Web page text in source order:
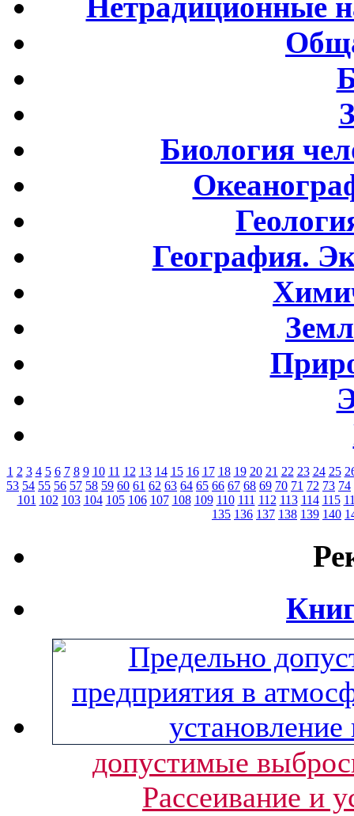
Биология
География.
1 2 3 4 5 6 7 8 9 10 11 12 13 14 15 16 17 18 19 20 21 22 23 24 25
53 54 55 56 57 58 59 60 61 62 63 64 65 66 67 68 69 70 71 72 73 74
101 102 103 104 105 106 107 108 109 110 111 112 113 114 115
135 136 137 138 139 140
допустимые
Рассеивание и